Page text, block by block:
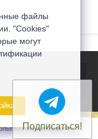
© 2007-2026
Подписаться!
файлы
"Cookies"
могут